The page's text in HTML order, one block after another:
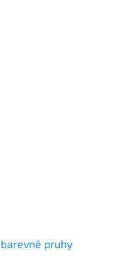
pruhy